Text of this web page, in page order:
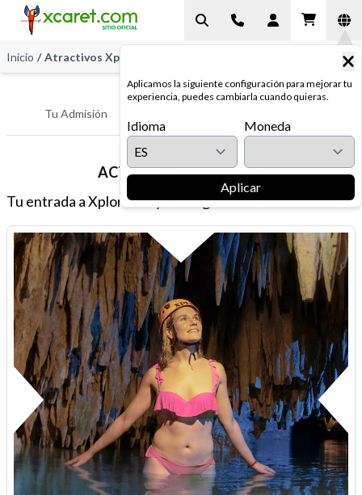
Aplicamos la siguiente configuración para mejorar tu
experiencia, puedes cambiarla cuando quieras.
Idioma Moneda
Aplicar
Inicio / Atractivos Xplor
Tu Admisión
ACTIVIDADES EN XPLOR
Tu entrada a Xplor incluye las siguientes actividades: